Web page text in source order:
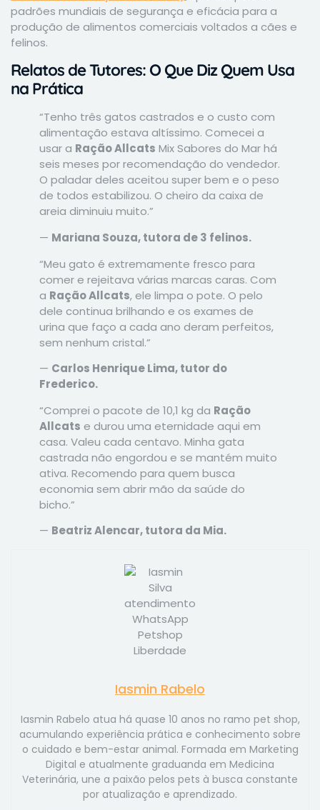
padrões mundiais de segurança e eficácia para a
produção de alimentos comerciais voltados a cães e
felinos.
Relatos de Tutores: O Que Diz Quem Usa
na Prática
“Tenho três gatos castrados e o custo com
alimentação estava altíssimo. Comecei a
usar a Ração Allcats Mix Sabores do Mar há
seis meses por recomendação do vendedor.
O paladar deles aceitou super bem e o peso
de todos estabilizou. O cheiro da caixa de
areia diminuiu muito.”
— Mariana Souza, tutora de 3 felinos.
“Meu gato é extremamente fresco para
comer e rejeitava várias marcas caras. Com
a Ração Allcats, ele limpa o pote. O pelo
dele continua brilhando e os exames de
urina que faço a cada ano deram perfeitos,
sem nenhum cristal.”
— Carlos Henrique Lima, tutor do
Frederico.
“Comprei o pacote de 10,1 kg da Ração
Allcats e durou uma eternidade aqui em
casa. Valeu cada centavo. Minha gata
castrada não engordou e se mantém muito
ativa. Recomendo para quem busca
economia sem abrir mão da saúde do
bicho.”
— Beatriz Alencar, tutora da Mia.
Iasmin Rabelo
Iasmin Rabelo atua há quase 10 anos no ramo pet shop,
acumulando experiência prática e conhecimento sobre
o cuidado e bem-estar animal. Formada em Marketing
Digital e atualmente graduanda em Medicina
Veterinária, une a paixão pelos pets à busca constante
por atualização e aprendizado.